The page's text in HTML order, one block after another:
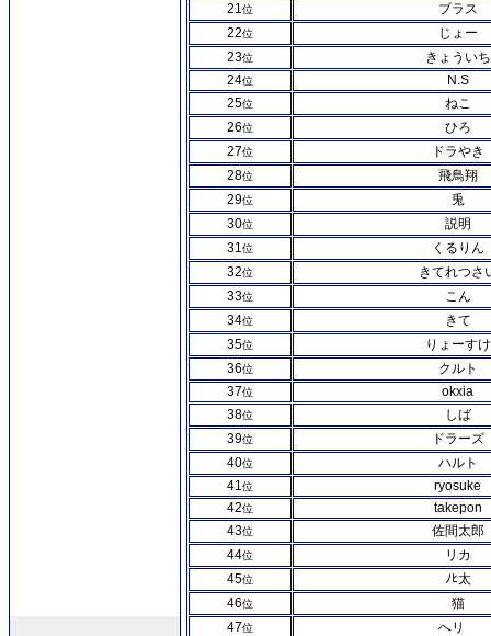
21位
ブラス
22位
じょー
23位
きょういち
24位
N.S
25位
ねこ
26位
ひろ
27位
ドラやき
28位
飛鳥翔
29位
兎
30位
説明
31位
くるりん
32位
きてれつさ
33位
こん
34位
きて
35位
りょーすけ
36位
クルト
37位
okxia
38位
しば
39位
ドラーズ
40位
ハルト
41位
ryosuke
42位
takepon
43位
佐間太郎
44位
リカ
45位
ﾉﾋ太
46位
猫
47位
へリ